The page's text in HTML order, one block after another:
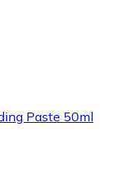
Paste 50ml